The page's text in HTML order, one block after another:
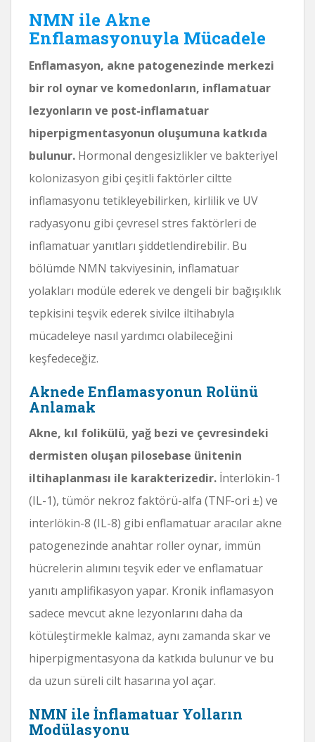
NMN ile Akne
Enflamasyonuyla Mücadele
Enflamasyon, akne patogenezinde merkezi
bir rol oynar ve komedonların, inflamatuar
lezyonların ve post-inflamatuar
hiperpigmentasyonun oluşumuna katkıda
bulunur. Hormonal dengesizlikler ve bakteriyel
kolonizasyon gibi çeşitli faktörler ciltte
inflamasyonu tetikleyebilirken, kirlilik ve UV
radyasyonu gibi çevresel stres faktörleri de
inflamatuar yanıtları şiddetlendirebilir. Bu
bölümde NMN takviyesinin, inflamatuar
yolakları modüle ederek ve dengeli bir bağışıklık
tepkisini teşvik ederek sivilce iltihabıyla
mücadeleye nasıl yardımcı olabileceğini
keşfedeceğiz.
Aknede Enflamasyonun Rolünü
Anlamak
Akne, kıl folikülü, yağ bezi ve çevresindeki
dermisten oluşan pilosebase ünitenin
iltihaplanması ile karakterizedir. İnterlökin-1
(IL-1), tümör nekroz faktörü-alfa (TNF-ori ±) ve
interlökin-8 (IL-8) gibi enflamatuar aracılar akne
patogenezinde anahtar roller oynar, immün
hücrelerin alımını teşvik eder ve enflamatuar
yanıtı amplifikasyon yapar. Kronik inflamasyon
sadece mevcut akne lezyonlarını daha da
kötüleştirmekle kalmaz, aynı zamanda skar ve
hiperpigmentasyona da katkıda bulunur ve bu
da uzun süreli cilt hasarına yol açar.
NMN ile İnflamatuar Yolların
Modülasyonu